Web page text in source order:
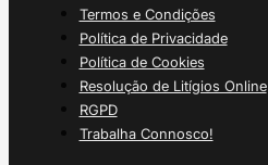
Termos e Condições
Política de Privacidade
Política de Cookies
Resolução de Litígios Online
RGPD
Trabalha Connosco!